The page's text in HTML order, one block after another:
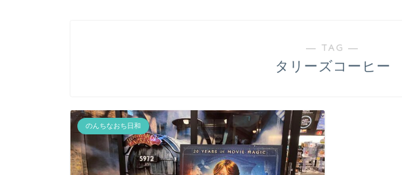
― TAG ―
タリーズコーヒー
のんちなおち日和